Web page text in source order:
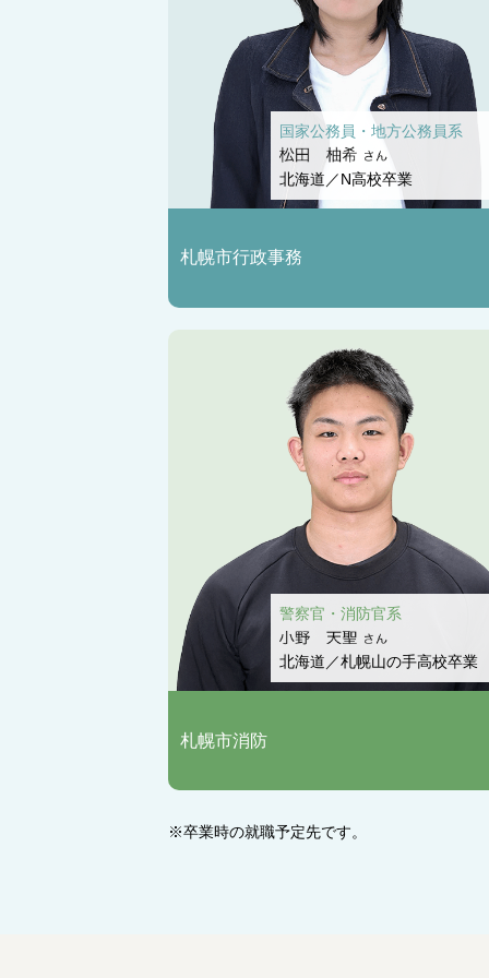
国家公務員・地方公務員系
北海道／N高校卒業
札幌市行政事務
警察官・消防官系
北海道／札幌山の手高校卒業
札幌市消防
※卒業時の就職予定先です。